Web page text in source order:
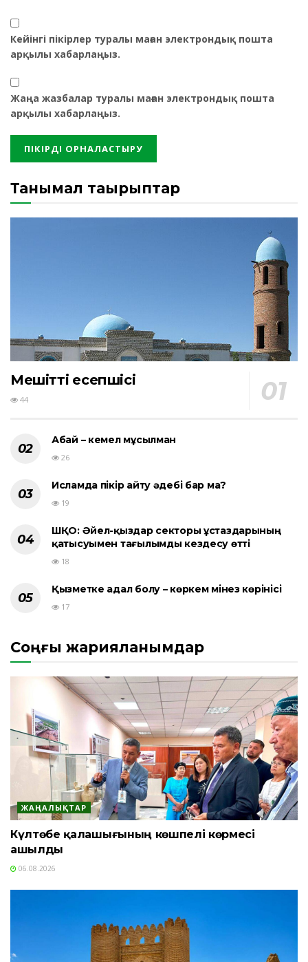
Кейінгі пікірлер туралы маған электрондық пошта
арқылы хабарлаңыз.
Жаңа жазбалар туралы маған электрондық пошта
арқылы хабарлаңыз.
Танымал тақырыптар
Мешіттің есепшісі
44
Абай – кемел мұсылман
26
Исламда пікір айту әдебі бар ма?
19
ШҚО: Әйел-қыздар секторы ұстаздарының
қатысуымен тағылымды кездесу өтті
18
Қызметке адал болу – көркем мінез көрінісі
17
Соңғы жарияланымдар
ЖАҢАЛЫҚТАР
Күлтөбе қалашығының көшпелі көрмесі
ашылды
06.08.2026